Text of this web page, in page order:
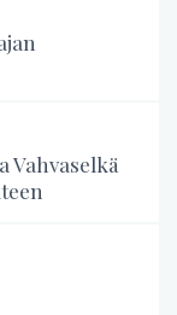
Vahvaselkä